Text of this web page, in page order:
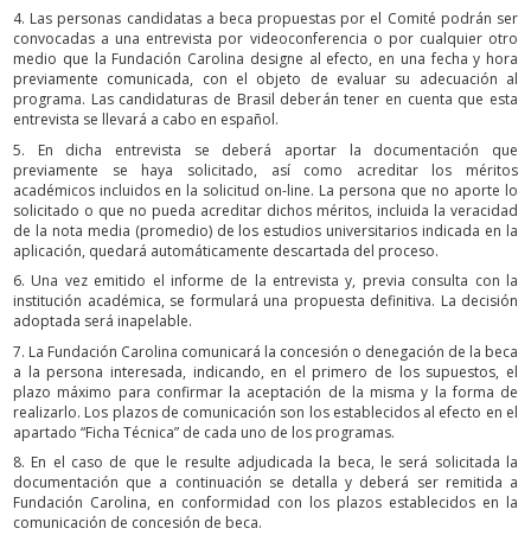
4. Las personas candidatas a beca propuestas por el Comité podrán ser
convocadas a una entrevista por videoconferencia o por cualquier otro
medio que la Fundación Carolina designe al efecto, en una fecha y hora
previamente comunicada, con el objeto de evaluar su adecuación al
programa. Las candidaturas de Brasil deberán tener en cuenta que esta
entrevista se llevará a cabo en español.
5. En dicha entrevista se deberá aportar la documentación que
previamente se haya solicitado, así como acreditar los méritos
académicos incluidos en la solicitud on-line. La persona que no aporte lo
solicitado o que no pueda acreditar dichos méritos, incluida la veracidad
de la nota media (promedio) de los estudios universitarios indicada en la
aplicación, quedará automáticamente descartada del proceso.
6. Una vez emitido el informe de la entrevista y, previa consulta con la
institución académica, se formulará una propuesta definitiva. La decisión
adoptada será inapelable.
7. La Fundación Carolina comunicará la concesión o denegación de la beca
a la persona interesada, indicando, en el primero de los supuestos, el
plazo máximo para confirmar la aceptación de la misma y la forma de
realizarlo. Los plazos de comunicación son los establecidos al efecto en el
apartado “Ficha Técnica” de cada uno de los programas.
8. En el caso de que le resulte adjudicada la beca, le será solicitada la
documentación que a continuación se detalla y deberá ser remitida a
Fundación Carolina, en conformidad con los plazos establecidos en la
comunicación de concesión de beca.